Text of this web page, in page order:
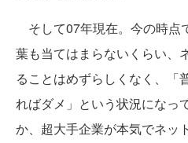
そして07年現在。今の時点
葉も当てはまらないくらい、
ることはめずらしくなく、「
ればダメ」という状況になっ
か、超大手企業が本気でネッ